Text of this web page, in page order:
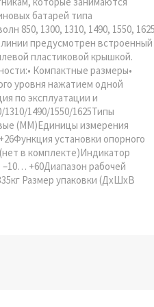
батарей типа
850, 1300, 1310, 1490, 1550,
предусмотрен встроенный
пластиковой крышкой.
Компактные размеры•
уровня нажатием одной
по эксплуатации и
1490/1550/1625Типы
(MM)Единицы измерения
установки опорного
в комплекте)Индикатор
–10… +60Диапазон рабочей
Размер упаковки (ДхШхВ